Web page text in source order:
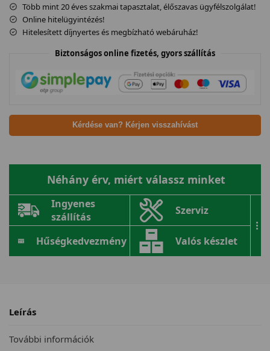
Több mint 20 éves szakmai tapasztalat, élőszavas ügyfélszolgálat!
Online hitelügyintézés!
Hitelesített díjnyertes és megbízható webáruház!
Biztonságos online fizetés, gyors szállítás
Kérdése van? Kérjen visszahívást
Néhány érv, miért válassz minket
Ingyenes
szállítás
Szerviz
Hűségkedvezmény Valós készlet
...
Leírás
További információk